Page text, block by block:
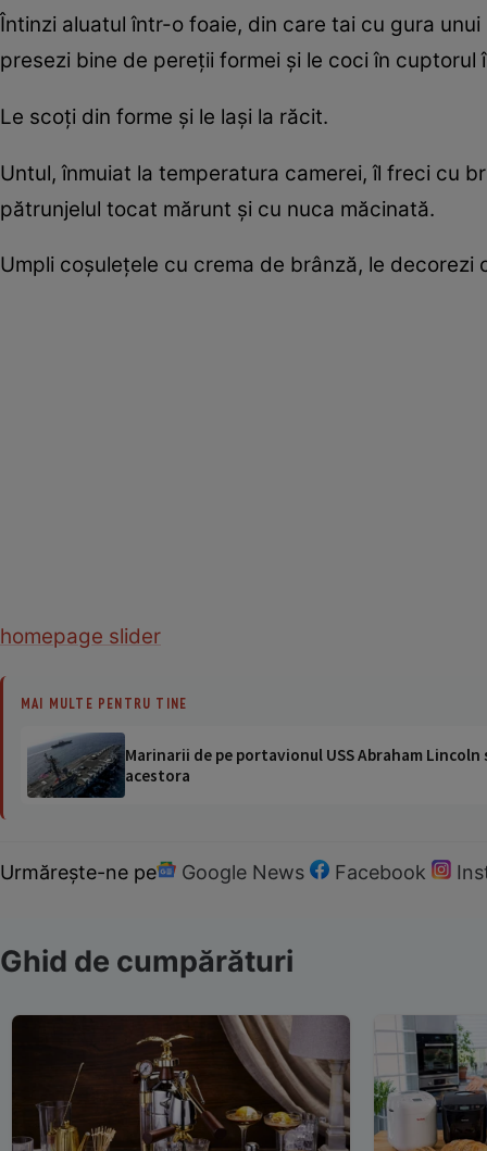
Întinzi aluatul într-o foaie, din care tai cu gura
presezi bine de pereţii formei şi le coci în cuptorul
Le scoţi din forme şi le laşi la răcit.
Untul, înmuiat la temperatura camerei, îl freci cu
pătrunjelul tocat mărunt şi cu nuca măcinată.
Umpli coşuleţele cu crema de brânză, le
homepage slider
MAI MULTE PENTRU TINE
Marinarii de pe portavionul USS Abraham
acestora
Urmărește-ne pe Google News Facebook
Ghid de cumpărături